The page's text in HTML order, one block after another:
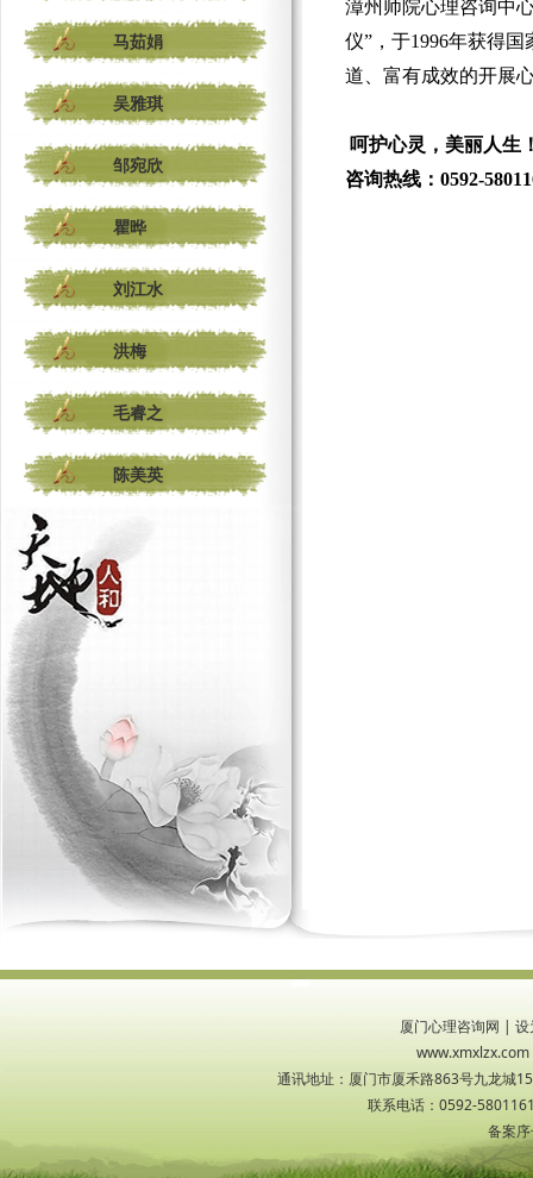
马茹娟
吴雅琪
邹宛欣
瞿晔
刘江水
洪梅
毛睿之
陈美英
漳州师院心理咨询中
仪” ，于1996年获得国
道、富有成效的开展
呵护心灵，美丽人生
咨询热线： 0592-
厦门心理咨询网 | 设
通讯地址：厦门市厦禾路863号九龙城
联系电话：0592-
备案